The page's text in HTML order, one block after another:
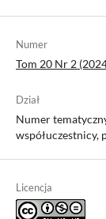
Numer
Tom 20 Nr 2
Dział
Numer
współuczestnicy,
Licencja